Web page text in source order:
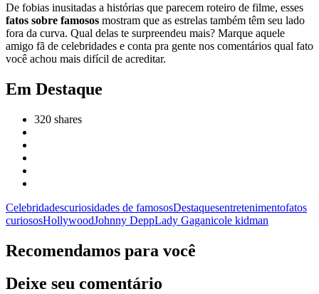
De fobias inusitadas a histórias que parecem roteiro de filme, esses
fatos sobre famosos mostram que as estrelas também têm seu lado
fora da curva. Qual delas te surpreendeu mais? Marque aquele
amigo fã de celebridades e conta pra gente nos comentários qual fato
você achou mais difícil de acreditar.
Em Destaque
320 shares
Celebridadescuriosidades de famososDestaquesentretenimentofatos
curiososHollywoodJohnny DeppLady Gaganicole kidman
Recomendamos para você
Deixe seu comentário